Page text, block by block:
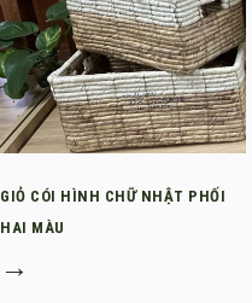
GIỎ CÓI HÌNH CHỮ NHẬT PHỐI
HAI MÀU
→